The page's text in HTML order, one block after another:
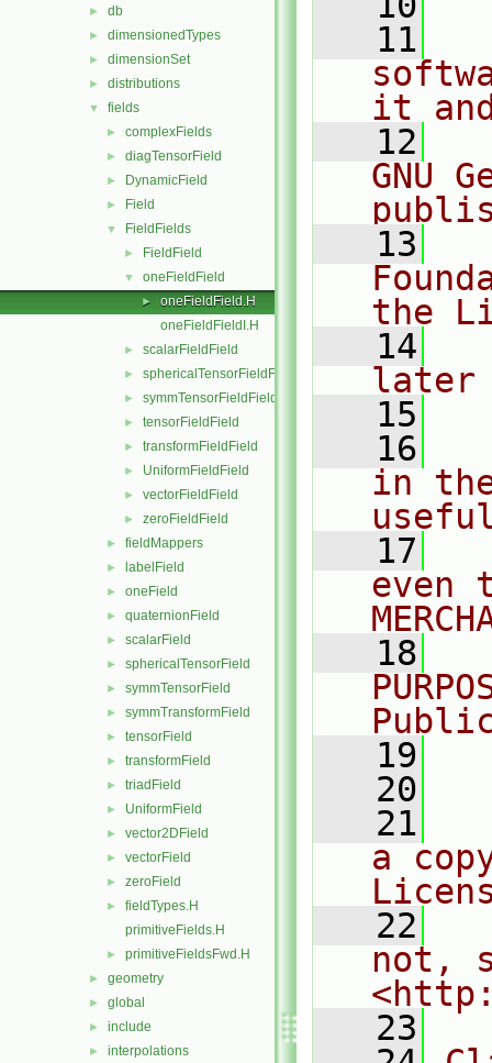
► db
► dimensionedTypes
► dimensionSet
► distributions
▼ fields
► complexFields
► diagTensorField
► DynamicField
► Field
▼ FieldFields
► FieldField
▼ oneFieldField
►
oneFieldField.H
oneFieldFieldI.H
► scalarFieldField
► sphericalTensorFieldField
► symmTensorFieldField
► tensorFieldField
► transformFieldField
► UniformFieldField
► vectorFieldField
► zeroFieldField
► fieldMappers
► labelField
► oneField
► quaternionField
► scalarField
► sphericalTensorField
► symmTensorField
► symmTransformField
► tensorField
► transformField
► triadField
► UniformField
► vector2DField
► vectorField
► zeroField
►
fieldTypes.H
primitiveFields.H
► primitiveFieldsFwd.H
► geometry
► global
► include
► interpolations
   11
it
   12
GNU
   13
the
   14
later
   15
   16
in
   17
even
   18
   19
   20
   21
a
   22
not,
   23